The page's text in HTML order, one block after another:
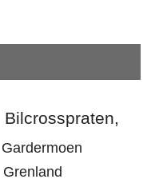
Bilcrosspraten
Gardermoen
Grenland